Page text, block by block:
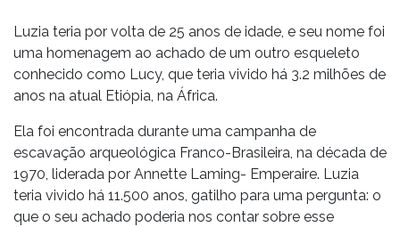
Luzia teria por volta de 25 anos de idade, e seu nome foi
uma homenagem ao achado de um outro esqueleto
conhecido como Lucy, que teria vivido há 3.2 milhões de
anos na atual Etiópia, na África.
Ela foi encontrada durante uma campanha de
escavação arqueológica Franco-Brasileira, na década de
1970, liderada por Annette Laming- Emperaire. Luzia
teria vivido há 11.500 anos, gatilho para uma pergunta: o
que o seu achado poderia nos contar sobre esse